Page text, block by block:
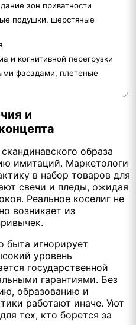
зон приватности
подушки, шерстяные
и когнитивной перегрузки
фасадами, плетеные
и
образа
имитаций. Маркетологи
в набор товаров для
свечи и пледы, ожидая
Реальное коселиг не
возникает из
быта игнорирует
уровень
государственной
гарантиями. Без
образованию и
работают иначе. Уют
тех, кто борется за